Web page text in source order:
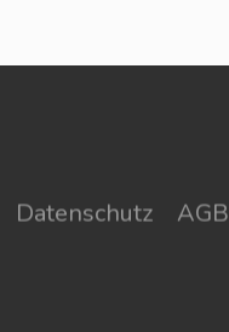
Datenschutz AGB